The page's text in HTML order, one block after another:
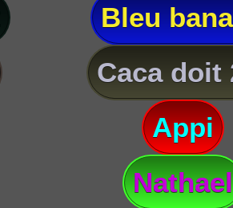
Bleu
Caca doit
Appi
Nathael